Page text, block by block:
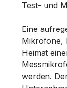
Test- und
Eine
Mikrofone,
Heimat
werden.